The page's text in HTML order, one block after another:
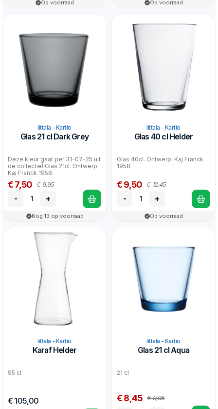
Op voorraad Op voorraad
Iittala - Kartio
Glas 21 cl Dark Grey
Deze kleur gaat per 31-07-25 uit
de collectie! Glas 21cl. Ontwerp:
Kaj Franck 1958.
€ 7,50 € 9,95
- +
Nog 13 op voorraad
Iittala - Kartio
Glas 40 cl Helder
Glas 40cl. Ontwerp: Kaj Franck
1958.
€ 9,50 € 12,45
- +
Op voorraad
Iittala - Kartio
Karaf Helder
95 cl
€ 105,00
Iittala - Kartio
Glas 21 cl Aqua
21 cl
€ 8,45 € 9,95